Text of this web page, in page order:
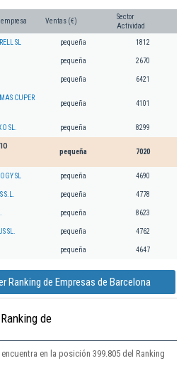
empresa Ventas (€)
Sector
Actividad
SL pequeña 1812
pequeña 2670
pequeña 6421
CUPER
pequeña 4101
SL. pequeña 8299
pequeña 7020
SL pequeña 4690
S.L. pequeña 4778
pequeña 8623
SL. pequeña 4762
pequeña 4647
Ranking de Empresas de Barcelona
de
en la posición 399.805 del Ranking